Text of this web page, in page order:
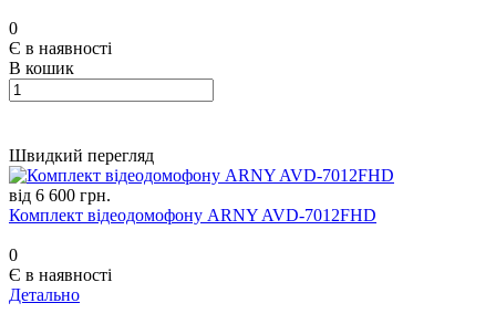
0
Є в наявності
В кошик
Швидкий перегляд
від 6 600 грн.
Комплект відеодомофону ARNY AVD-7012FHD
0
Є в наявності
Детально